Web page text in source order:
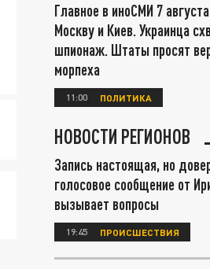
Главное в иноСМИ 7
Москву и Киев. Украинца
шпионаж. Штаты просят
морпеха
11:00 ПОЛИТИКА
НОВОСТИ РЕГИОНОВ
Запись настоящая, но
голосовое сообщение от
вызывает вопросы
19:45 ПРОИСШЕСТВИЯ